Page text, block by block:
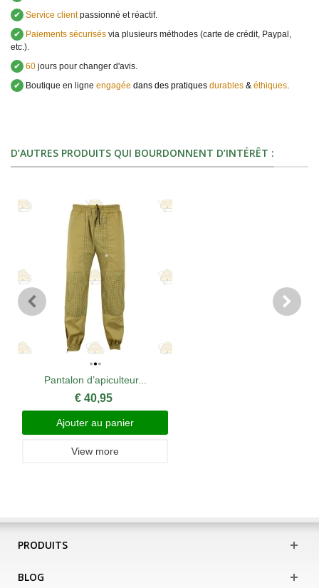
✔ Service clientpassionné et réactif.
✔
Paiements sécurisés via plusieurs méthodes (carte de crédit, Paypal,
etc.).
✔ 60 jours pour changer d'avis.
✔
Boutique en ligne engagée dans des pratiques durables & éthiques
D’AUTRES PRODUITS QUI BOURDONNENT D’INTÉRÊT :
Pantalon d’apiculteur...
€ 40,95
Ajouter au panier
View more
PRODUITS
BLOG